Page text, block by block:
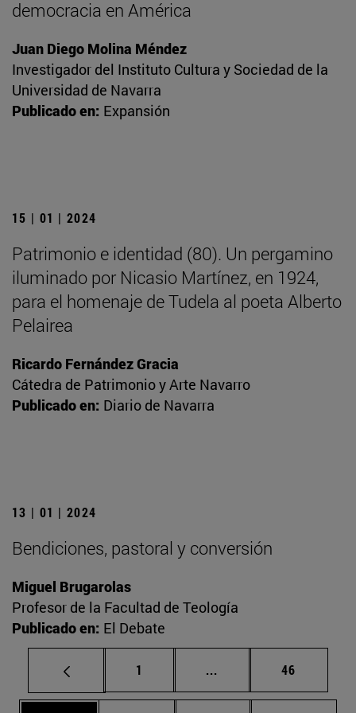
democracia en América
Juan Diego Molina Méndez
Investigador del Instituto Cultura y Sociedad de la
Universidad de Navarra
Publicado en: Expansión
15 | 01 | 2024
Patrimonio e identidad (80). Un pergamino
iluminado por Nicasio Martínez, en 1924,
para el homenaje de Tudela al poeta Alberto
Pelairea
Ricardo Fernández Gracia
Cátedra de Patrimonio y Arte Navarro
Publicado en: Diario de Navarra
13 | 01 | 2024
Bendiciones, pastoral y conversión
Miguel Brugarolas
Profesor de la Facultad de Teología
Publicado en: El Debate
Página
1 ... Páginas intermedias
Página
46